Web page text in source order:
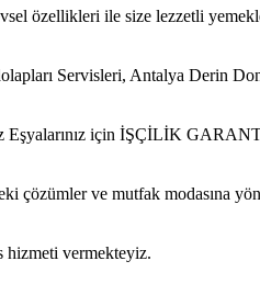
özellikleri ile size lezzetli
Servisleri, Antalya Derin
için İŞÇİLİK
ve mutfak modasına yön
vermekteyiz.